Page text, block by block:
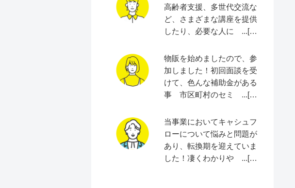
高齢者支援、多世代交流な
ど、さまざまな講座を提供
したり、必要な人に ...[続
物販を始めましたので、参
加しました！初回面談を受
けて、色んな補助金がある
事 市区町村のセミ ...[続
当事業においてキャシュフ
ローについて悩みと問題が
あり、転換期を迎えていま
した！凄くわかりや ...[続